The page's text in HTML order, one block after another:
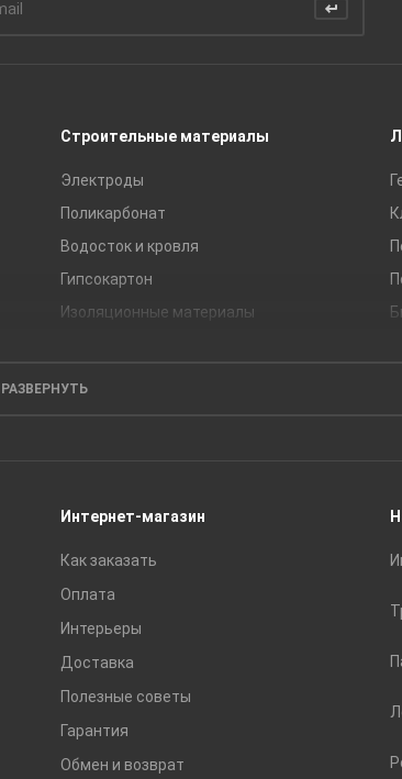
Строительные материалы
Электроды
Поликарбонат
Водосток и кровля
Гипсокартон
Изоляционные материалы
Сухие смеси
РАЗВЕРНУТЬ
Интернет-магазин
Как заказать
Оплата
Интерьеры
Доставка
Полезные советы
Гарантия
Обмен и возврат